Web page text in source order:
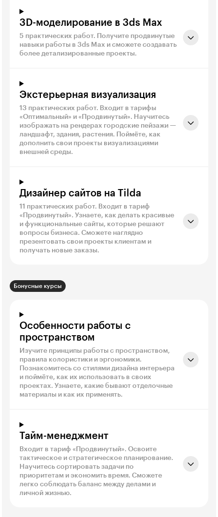
3D-моделирование в 3ds Max
5 практических работ. Получите продвинутые
навыки работы в 3ds Max и сможете создавать
более детализированные проекты.
Экстерьерная визуализация
13 практических работ. Входит в тарифы
«Оптимальный» и «Продвинутый». Научитесь
изображать на рендерах городские пейзажи —
ландшафт, здания, растения. Поймёте, как
дополнить свои проекты визуализациями
внешней среды.
Дизайнер сайтов на Tilda
11 практических работ. Входит в тариф
«Продвинутый». Узнаете, как делать красивые
и функциональные сайты, которые решают
вопросы бизнеса. Сможете наглядно
презентовать свои проекты клиентам и
получать новые заказы.
Бонусные курсы
Особенности работы с
пространством
Изучите принципы работы с пространством,
правила колористики и эргономики.
Познакомитесь со стилями дизайна интерьера
и поймёте, как их использовать в своих
проектах. Узнаете, какие бывают отделочные
материалы и как их применять.
Тайм-менеджмент
Входит в тариф «Продвинутый». Освоите
тактическое и стратегическое планирование.
Научитесь сортировать задачи по
приоритетам и экономить время. Сможете
легко соблюдать баланс между делами и
личной жизнью.